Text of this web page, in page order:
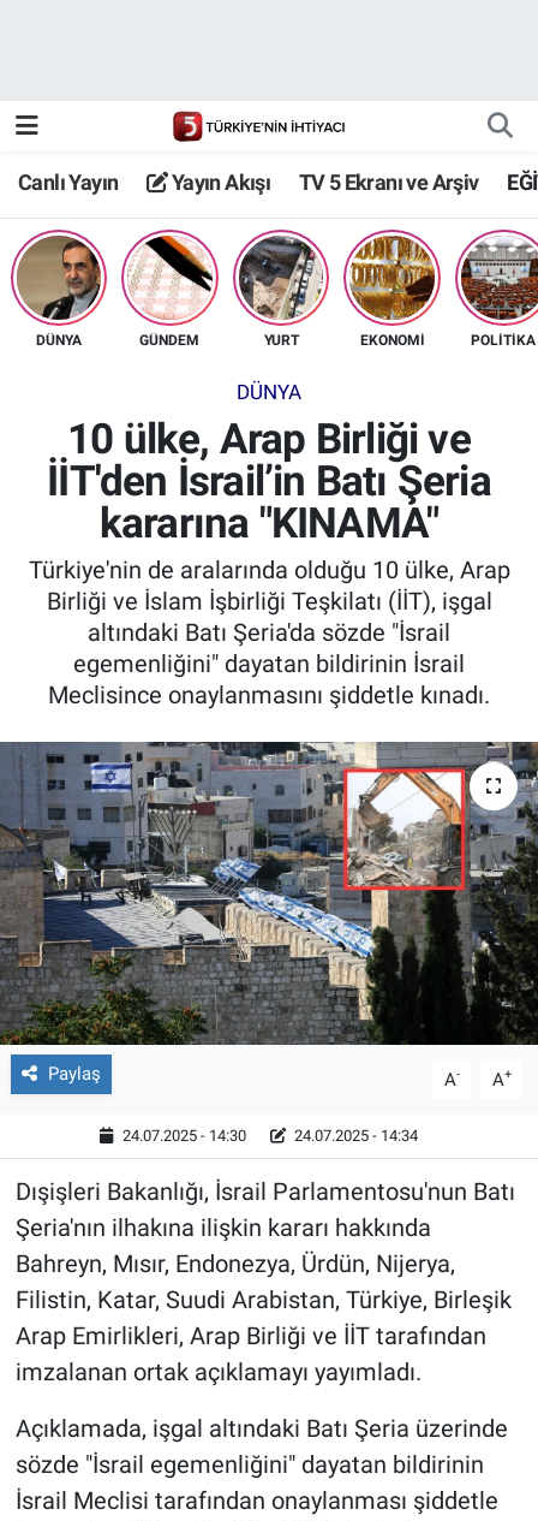
Canlı Yayın Yayın Akışı TV 5 Ekranı ve Arşiv
DÜNYA GÜNDEM YURT EKONOMİ POLİTİKA
DÜNYA
10 ülke, Arap Birliği ve
İİT'den İsrail’in Batı Şeria
kararına "KINAMA"
Türkiye'nin de aralarında olduğu 10 ülke, Arap
Birliği ve İslam İşbirliği Teşkilatı (İİT), işgal
altındaki Batı Şeria'da sözde "İsrail
egemenliğini" dayatan bildirinin İsrail
Meclisince onaylanmasını şiddetle kınadı.
Paylaş A- A+
24.07.2025 - 14:30 24.07.2025 - 14:34
Dışişleri Bakanlığı, İsrail Parlamentosu'nun Batı
Şeria'nın ilhakına ilişkin kararı hakkında
Bahreyn, Mısır, Endonezya, Ürdün, Nijerya,
Filistin, Katar, Suudi Arabistan, Türkiye, Birleşik
Arap Emirlikleri, Arap Birliği ve İİT tarafından
imzalanan ortak açıklamayı yayımladı.
Açıklamada, işgal altındaki Batı Şeria üzerinde
sözde "İsrail egemenliğini" dayatan bildirinin
İsrail Meclisi tarafından onaylanması şiddetle
TV 5 Ekranı ve Arşiv